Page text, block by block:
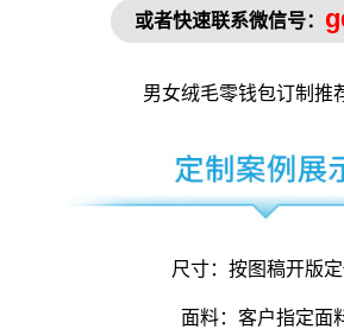
或者快速联系微信号：
男女绒毛零钱包订制 推
尺寸：按图稿开版
面料：客户指定面